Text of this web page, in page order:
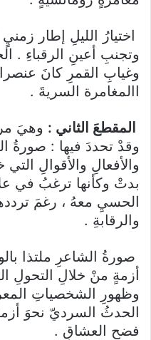
اختيارُ الليلِ إطار
وتجنبِ أعينِ الرقباءِ .
وغيابِ القمرِ كانَ
االمغامرة السريةَ .
المقطعَ الثاني : وهيَ
وقدْ تحددَ فيها : صورةُ
والأفعالِ والأقوالِ
بدتْ وكأنها ترغبُ في
الحسيِ معهُ ، رغمَ
والرقابةِ .
صورةُ الشاعرِ ملتذا
أزمةٍ منْ خلالِ التحولِ
وظهورِ الشخصياتِ
الحدثُ السرديّ نحوَ
فضحِ العشاقِ .